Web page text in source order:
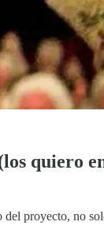
quiero
del proyecto, no